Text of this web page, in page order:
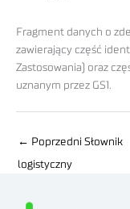
Fragment danych o
zawierający część
Zastosowania) oraz
uznanym przez GS1.
← Poprzedni Słownik
logistyczny